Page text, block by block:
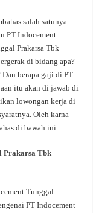
salah satunya
PT Indocement
Prakarsa Tbk
di bidang apa?
berapa gaji di PT
itu akan di jawab di
lowongan kerja di
Oleh karna
di bawah ini.
Prakarsa Tbk
Tunggal
PT Indocement